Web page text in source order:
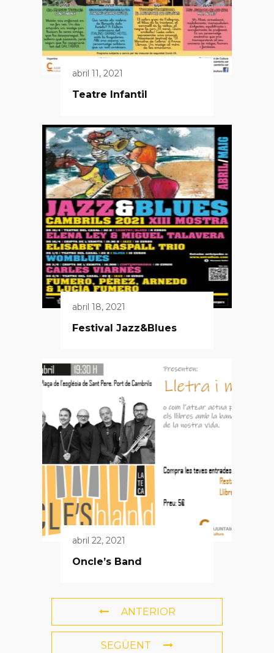
abril 11, 2021
Teatre Infantil
abril 18, 2021
Festival Jazz&Blues
abril 22, 2021
Oncle’s Band
ANTERIOR
SEGÜENT